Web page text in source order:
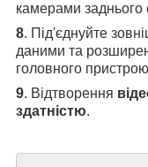
камерами заднього
8. Під'єднуйте
даними та
головного
9. Відтворення
здатністю.